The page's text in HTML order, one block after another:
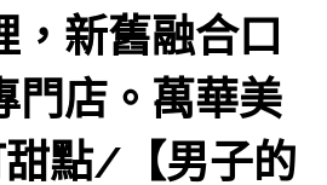
，新舊融合口
門店。萬華美
點/【男子的